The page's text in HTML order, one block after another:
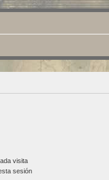
visita
sesión